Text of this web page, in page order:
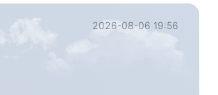
2026-08-06 19:56